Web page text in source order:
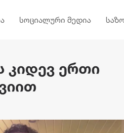
სოციალური მედია
კიდევ ერთი